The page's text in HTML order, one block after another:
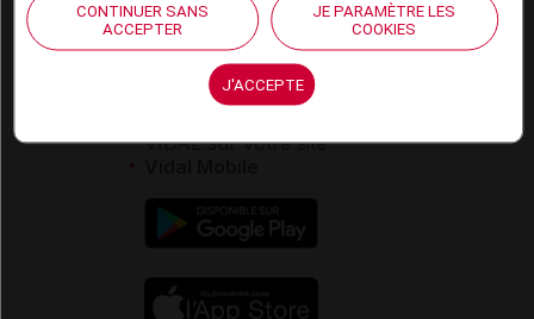
Contact
Aide
Espace partenaires
VIDAL sur votre site
CONTINUER SANS
ACCEPTER
JE PARAMÈTRE LES
COOKIES
J'ACCEPTE